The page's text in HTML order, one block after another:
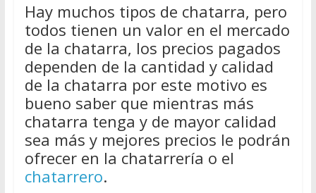
Hay muchos tipos de chatarra, pero
todos tienen un valor en el mercado
de la chatarra, los precios pagados
dependen de la cantidad y calidad
de la chatarra por este motivo es
bueno saber que mientras más
chatarra tenga y de mayor calidad
sea más y mejores precios le podrán
ofrecer en la chatarrería o el
chatarrero.